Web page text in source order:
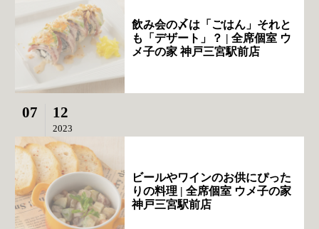
飲み会の〆は「ごはん」それと
も「デザート」？ | 全席個室 ウ
メ子の家 神戸三宮駅前店
07 12
2023
ビールやワインのお供にぴった
りの料理 | 全席個室 ウメ子の家
神戸三宮駅前店